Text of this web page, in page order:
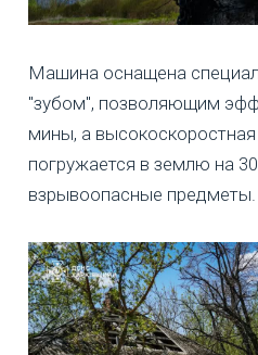
Машина оснащена
"зубом", позволяющим
мины, а
погружается в землю на
взрывоопасные предметы.